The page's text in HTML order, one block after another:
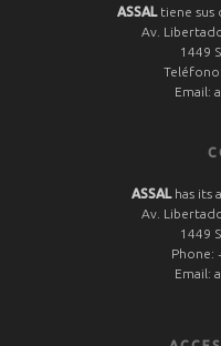
ASSALtiene sus
Av.
1449
Teléfono:
Email:
ASSALhas its
Av.
1449
Phone:
Email: